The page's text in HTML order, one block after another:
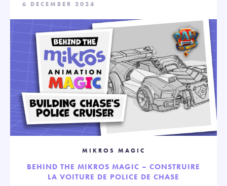
6 DECEMBER 2024
MIKROS MAGIC
BEHIND THE MIKROS MAGIC – CONSTRUIRE
LA VOITURE DE POLICE DE CHASE